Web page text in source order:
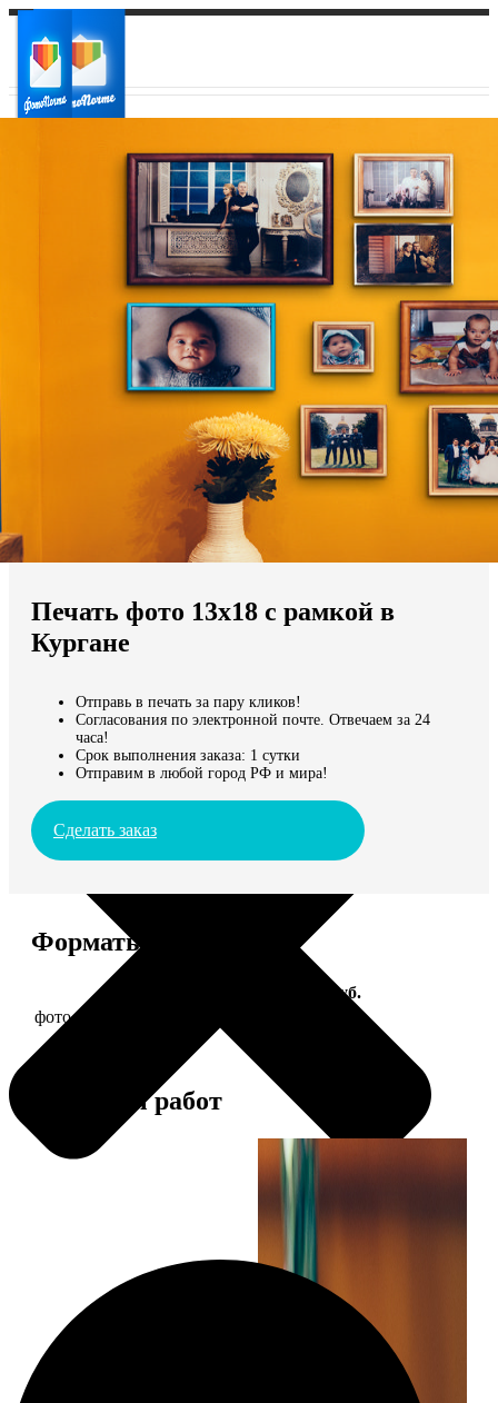
Ваш регион доставки
Выберите из списка:
Мы доставляем по всему миру
Продолжить без города
Печать фото 13х18 с рамкой в
Кургане
Отправь в печать за пару кликов!
Согласования по электронной почте. Отвечаем за 24
часа!
Срок выполнения заказа: 1 сутки
Отправим в любой город РФ и мира!
Сделать заказ
Форматы и цены
Цена, руб.
фото 13х18 в деревянной рамке
Примеры работ